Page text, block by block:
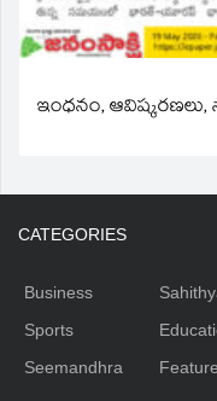
ఇంధనం,
CATEGORIES
Business
Sports
Seemandhra